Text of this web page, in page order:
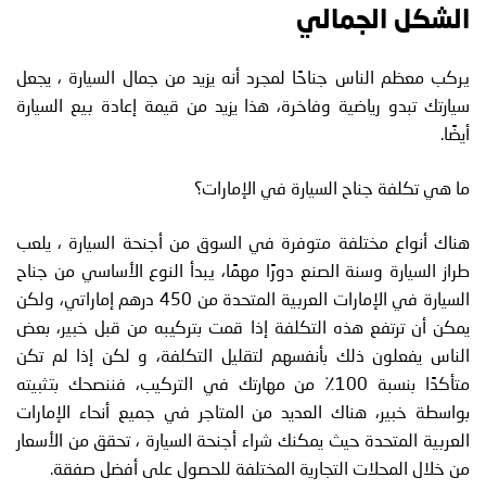
الشكل الجمالي
يركب معظم الناس جناحًا لمجرد أنه يزيد من جمال السيارة ، يجعل
سيارتك تبدو رياضية وفاخرة، هذا يزيد من قيمة إعادة بيع السيارة
أيضًا.
ما هي تكلفة جناح السيارة في الإمارات؟
هناك أنواع مختلفة متوفرة في السوق من أجنحة السيارة ، يلعب
طراز السيارة وسنة الصنع دورًا مهمًا، يبدأ النوع الأساسي من جناح
السيارة في الإمارات العربية المتحدة من 450 درهم إماراتي، ولكن
يمكن أن ترتفع هذه التكلفة إذا قمت بتركيبه من قبل خبير، بعض
الناس يفعلون ذلك بأنفسهم لتقليل التكلفة، و لكن إذا لم تكن
متأكدًا بنسبة 100٪ من مهارتك في التركيب، فننصحك بتثبيته
بواسطة خبير، هناك العديد من المتاجر في جميع أنحاء الإمارات
العربية المتحدة حيث يمكنك شراء أجنحة السيارة ، تحقق من الأسعار
من خلال المحلات التجارية المختلفة للحصول على أفضل صفقة.